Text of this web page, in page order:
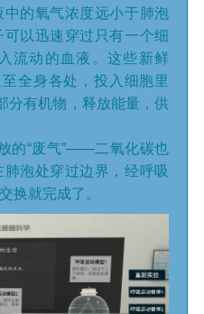
的氧气浓度远小于肺泡
以迅速穿过只有一个细
流动的血液。这些新鲜
全身各处，投入细胞里
分有机物，释放能量，供
的“废气”——二氧化碳也
泡处穿过边界，经呼吸
换就完成了。